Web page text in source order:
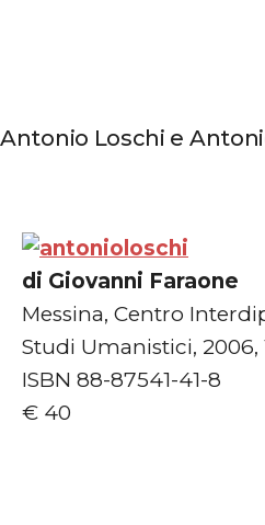
Antonio Loschi e
di Giovanni Faraone
Messina, Centro
Studi Umanistici, 2006,
ISBN 88-87541-41-8
€ 40